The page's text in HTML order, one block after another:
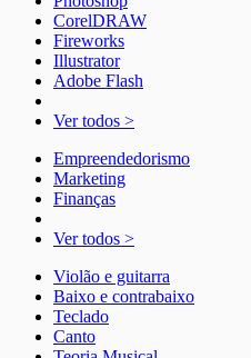
CorelDRAW
Fireworks
Illustrator
Adobe Flash
Ver todos >
Empreendedorismo
Marketing
Finanças
Ver todos >
Violão e guitarra
Baixo e contrabaixo
Teclado
Canto